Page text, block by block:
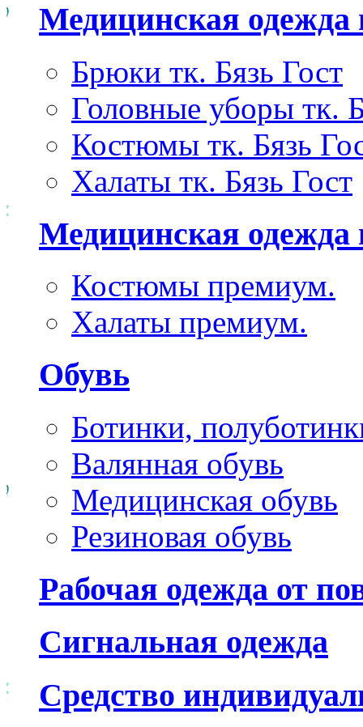
Медицинская одежда
Брюки тк. Бязь Гост
Головные уборы тк.
Костюмы тк. Бязь
Халаты тк. Бязь Гост
Медицинская одежда
Костюмы премиум.
Халаты премиум.
Обувь
Ботинки,
Валянная обувь
Медицинская обувь
Резиновая обувь
Рабочая одежда от
Сигнальная одежда
Средство